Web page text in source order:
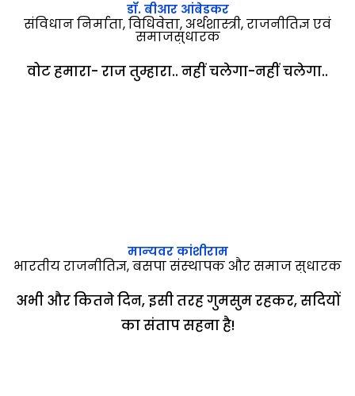
डॉ. बीआर आंबेडकर
संविधान निर्माता, विधिवेत्ता, अर्थशास्त्री, राजनीतिज्ञ एवं
समाजसुधारक
वोट हमारा- राज तुम्हारा.. नहीं चलेगा-नहीं चलेगा..
मान्‍यवर कांशीराम
भारतीय राजनीतिज्ञ, बसपा संस्‍थापक और समाज सुधारक
अभी और कितने दिन, इसी तरह गुमसुम रहकर, सदियों
का संताप सहना है!